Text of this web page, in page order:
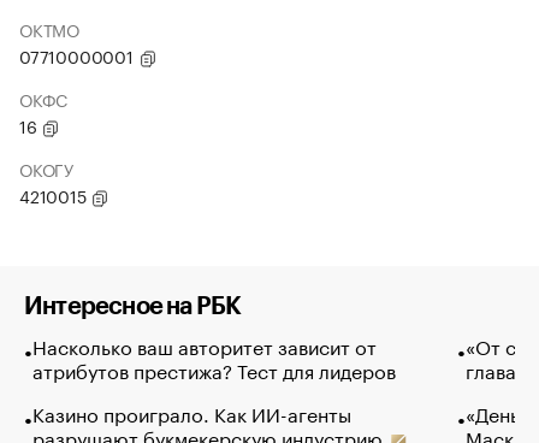
ОКТМО
07710000001
ОКФС
16
ОКОГУ
4210015
Интересное на РБК
Насколько ваш авторитет зависит от
атрибутов престижа? Тест для лидеров
Казино проиграло. Как ИИ-агенты
разрушают букмекерскую индустрию
«От
глава
Маск в